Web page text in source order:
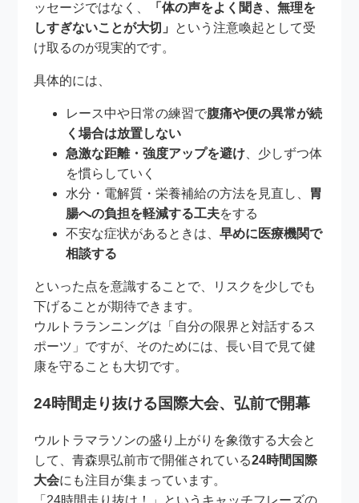
ッセージではなく、
「体の声をよく聞き、無理を
しすぎないことが大切」 という注意喚起として受
け取るのが現実的です。
具体的には、
レース中や日常の練習で腹痛や便の異常が続
く場合は放置しない
急激な距離・強度アップを避け、少しずつ体
を慣らしていく
水分・電解質・栄養補給の方法を見直し、 胃
腸への負担を軽減する工夫をする
不安な症状があるときは、早めに医療機関で
相談する
といった点を意識することで、リスクを少しでも
下げることが期待できます。
ウルトラランニングは「自分の限界と対話するス
ポーツ」ですが、そのためには、長い目で見て健
康を守ることも大切です。
24時間走り抜ける国際大会、弘前で開幕
ウルトラマラソンの盛り上がりを象徴する大会と
して、青森県弘前市で開催されている24時間国際
大会にも注目が集まっています。
「24時間走り抜け！」というキャッチフレーズの